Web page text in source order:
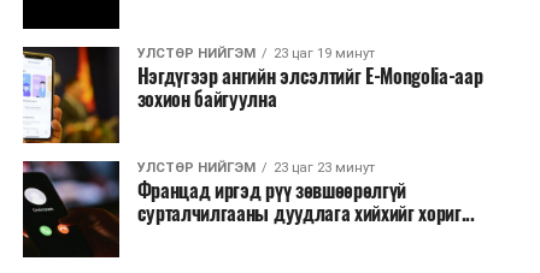
УЛСТӨР НИЙГЭМ 23 цаг 19 минут
Нэгдүгээр ангийн элсэлтийг E-Mongolia-аар
зохион байгуулна
УЛСТӨР НИЙГЭМ 23 цаг 23 минут
Францад иргэд рүү зөвшөөрөлгүй
сурталчилгааны дуудлага хийхийг хориг...